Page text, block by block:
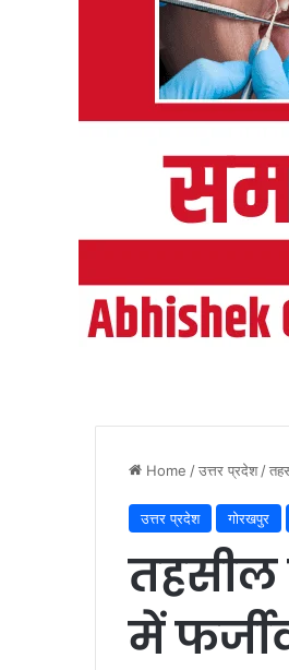
Home /उत्तर प्रदेश /
उत्तर प्रदेश गोरखपुर
तहसील
में